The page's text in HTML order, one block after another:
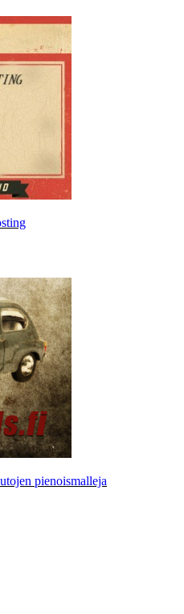
pienoismalleja